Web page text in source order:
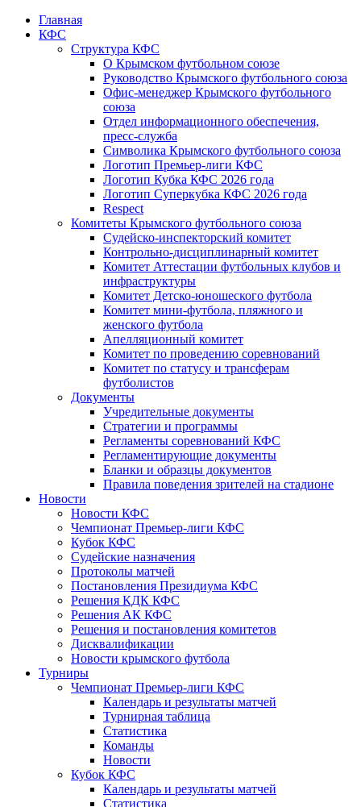
Главная
КФС
Структура КФС
О Крымском футбольном союзе
Руководство Крымского футбольного союза
Офис-менеджер Крымского футбольного
союза
Отдел информационного обеспечения,
пресс-служба
Символика Крымского футбольного союза
Логотип Премьер-лиги КФС
Логотип Кубка КФС 2026 года
Логотип Суперкубка КФС 2026 года
Respect
Комитеты Крымского футбольного союза
Судейско-инспекторский комитет
Контрольно-дисциплинарный комитет
Комитет Аттестации футбольных клубов и
инфраструктуры
Комитет Детско-юношеского футбола
Комитет мини-футбола, пляжного и
женского футбола
Апелляционный комитет
Комитет по проведению соревнований
Комитет по статусу и трансферам
футболистов
Документы
Учредительные документы
Стратегии и программы
Регламенты соревнований КФС
Регламентирующие документы
Бланки и образцы документов
Правила поведения зрителей на стадионе
Новости
Новости КФС
Чемпионат Премьер-лиги КФС
Кубок КФС
Судейские назначения
Протоколы матчей
Постановления Президиума КФС
Решения КДК КФС
Решения АК КФС
Решения и постановления комитетов
Дисквалификации
Новости крымского футбола
Турниры
Чемпионат Премьер-лиги КФС
Календарь и результаты матчей
Турнирная таблица
Статистика
Команды
Новости
Кубок КФС
Календарь и результаты матчей
Статистика